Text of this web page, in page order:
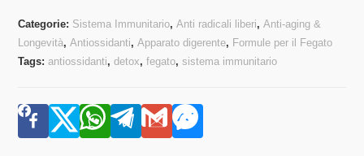
Categorie: Sistema Immunitario,Anti radicali liberi,Anti-aging &
Longevità,Antiossidanti,Apparato digerente, Formule per il Fegato
Tags:antiossidanti,detox,fegato,sistema immunitario